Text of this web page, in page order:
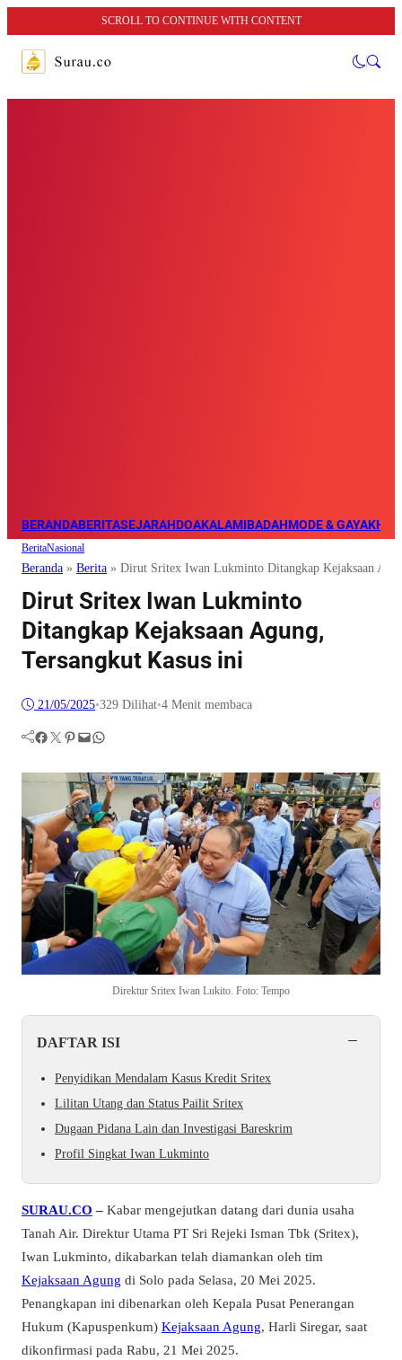
SCROLL TO CONTINUE WITH CONTENT
BERANDABERITASEJARAHDOAKALAMIBADAHMODE & GAYA
BeritaNasional
Beranda » Berita » Dirut Sritex Iwan Lukminto Ditangkap Kejaksaan
Dirut Sritex Iwan Lukminto
Ditangkap Kejaksaan Agung,
Tersangkut Kasus ini
21/05/2025•329 Dilihat•4 Menit membaca
Facebook Twitter Pinterest Mail WhatsApp
Direktur Sritex Iwan Lukito. Foto: Tempo
DAFTAR ISI −
Penyidikan Mendalam Kasus Kredit Sritex
Lilitan Utang dan Status Pailit Sritex
Dugaan Pidana Lain dan Investigasi Bareskrim
Profil Singkat Iwan Lukminto
SURAU.CO – Kabar mengejutkan datang dari dunia usaha
Tanah Air. Direktur Utama PT Sri Rejeki Isman Tbk (Sritex),
Iwan Lukminto, dikabarkan telah diamankan oleh tim
Kejaksaan Agung di Solo pada Selasa, 20 Mei 2025.
Penangkapan ini dibenarkan oleh Kepala Pusat Penerangan
Hukum (Kapuspenkum) Kejaksaan Agung, Harli Siregar, saat
dikonfirmasi pada Rabu, 21 Mei 2025.